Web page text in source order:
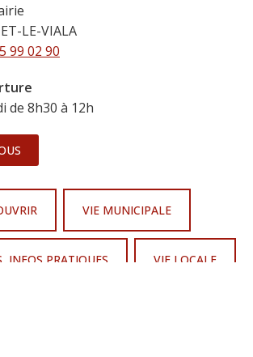
LE-VIALA
99 02 90
de 8h30 à 12h
VIE MUNICIPALE
INFOS PRATIQUES VIE LOCALE